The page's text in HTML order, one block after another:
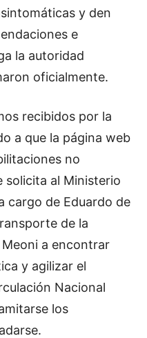
y den
e
la autoridad
oficialmente.
recibidos por la
a que la página web
no
solicita al Ministerio
cargo de Eduardo de
de la
a encontrar
y agilizar el
Nacional
los